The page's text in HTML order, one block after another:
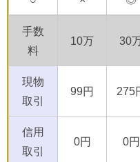
手数
料
10万 30
現物
取引
99円 275
信用
取引
0円 0円